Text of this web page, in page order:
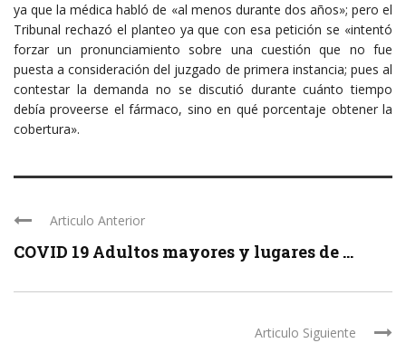
ya que la médica habló de «al menos durante dos años»; pero el
Tribunal rechazó el planteo ya que con esa petición se «intentó
forzar un pronunciamiento sobre una cuestión que no fue
puesta a consideración del juzgado de primera instancia; pues al
contestar la demanda no se discutió durante cuánto tiempo
debía proveerse el fármaco, sino en qué porcentaje obtener la
cobertura».​
Articulo Anterior
COVID 19 Adultos mayores y lugares de ...
Articulo Siguiente